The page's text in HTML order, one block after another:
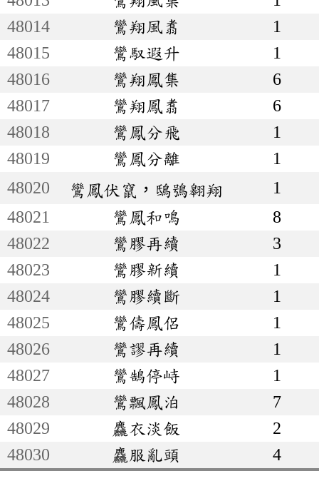
48014
鸞翔風翥
1
48015
鸞馭遐升
1
48016
鸞翔鳳集
6
48017
鸞翔鳳翥
6
48018
鸞鳳分飛
1
48019
鸞鳳分離
1
48020
鸞鳳伏竄，鴟鴞翱翔
1
48021
鸞鳳和鳴
8
48022
鸞膠再續
3
48023
鸞膠新續
1
48024
鸞膠續斷
1
48025
鸞儔鳳侶
1
48026
鸞謬再續
1
48027
鸞鵠停峙
1
48028
鸞飄鳳泊
7
48029
麤衣淡飯
2
48030
麤服亂頭 4